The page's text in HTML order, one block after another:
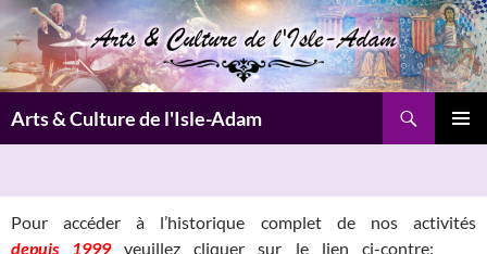
Aller
au
contenu
Arts & Culture de l'Isle-Adam
Pour accéder à l’historique complet de nos activités
depuis 1999
veuillez cliquer sur le lien ci-contre: